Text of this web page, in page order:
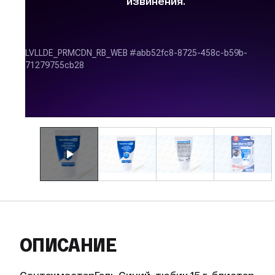
ОПИСАНИЕ